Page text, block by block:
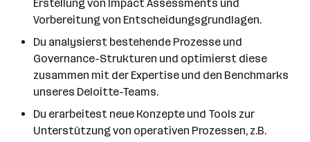
Erstellung von Impact Assessments und
Vorbereitung von Entscheidungsgrundlagen.
Du analysierst bestehende Prozesse und
Governance-Strukturen und optimierst diese
zusammen mit der Expertise und den Benchmarks
unseres Deloitte-Teams.
Du erarbeitest neue Konzepte und Tools zur
Unterstützung von operativen Prozessen, z.B.